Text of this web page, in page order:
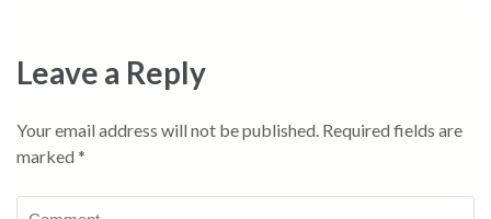
Leave a Reply
Your email address will not be published. Required fields are
marked *